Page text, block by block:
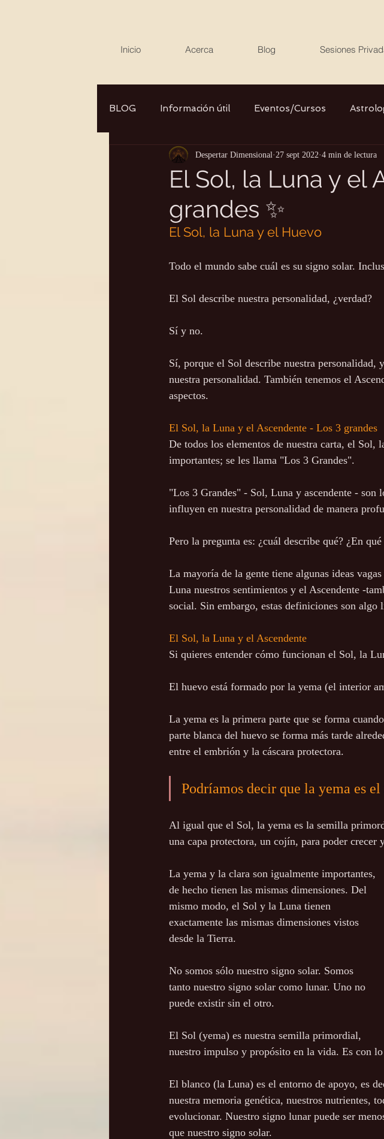
Inicio Acerca Blog Sesiones
BLOG Información útil Eventos/Cursos
Canalizaciones/Entrevistas Libros Cristales
Aromaterapia/Herbolaria Agua
El Sol, la Luna y el
grandes ✨
Despertar Dimensional 27 sept 2022 4 min de lectura
El Sol, la Luna y el Huevo
Todo el mundo sabe cuál es su signo solar.
El Sol describe nuestra personalidad, ¿verdad?
Sí y no.
Sí, porque el Sol describe nuestra
nuestra personalidad. También tenemos el
aspectos.
El Sol, la Luna y el Ascendente - Los 3 grandes
De todos los elementos de nuestra carta, el Sol,
importantes; se les llama "Los 3 Grandes".
"Los 3 Grandes" - Sol, Luna y ascendente - son
influyen en nuestra personalidad de manera
Pero la pregunta es: ¿cuál describe qué? ¿En
La mayoría de la gente tiene algunas ideas
Luna nuestros sentimientos y el Ascendente -
social. Sin embargo, estas definiciones son algo
El Sol, la Luna y el Ascendente
Si quieres entender cómo funcionan el Sol, la
El huevo está formado por la yema (el interior
La yema es la primera parte que se forma
parte blanca del huevo se forma más tarde
entre el embrión y la cáscara protectora.
Podríamos decir que la yema es
Al igual que el Sol, la yema es la semilla
una capa protectora, un cojín, para poder crecer
La yema y la clara son igualmente importantes,
de hecho tienen las mismas dimensiones. Del
mismo modo, el Sol y la Luna tienen
exactamente las mismas dimensiones vistos
desde la Tierra.
No somos sólo nuestro signo solar. Somos
tanto nuestro signo solar como lunar. Uno no
puede existir sin el otro.
El Sol (yema) es nuestra semilla primordial,
nuestro impulso y propósito en la vida. Es con
El blanco (la Luna) es el entorno de apoyo, es
nuestra memoria genética, nuestros nutrientes,
evolucionar. Nuestro signo lunar puede ser
que nuestro signo solar.